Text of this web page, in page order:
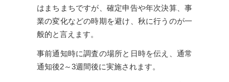
はまちまちですが、確定申告や年次決算、事
業の変化などの時期を避け、秋に行うのが一
般的と言えます。
事前通知時に調査の場所と日時を伝え、通常
通知後2～3週間後に実施されます。